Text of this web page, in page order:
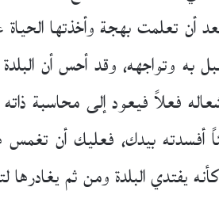
أن تعلمت بهجة وأخذتها
وتواجهه، وقد أحس أن
فعلاً فيعود إلى محاسبة
أفسدته بيدك، فعليك أن
البلدة ومن ثم يغادرها